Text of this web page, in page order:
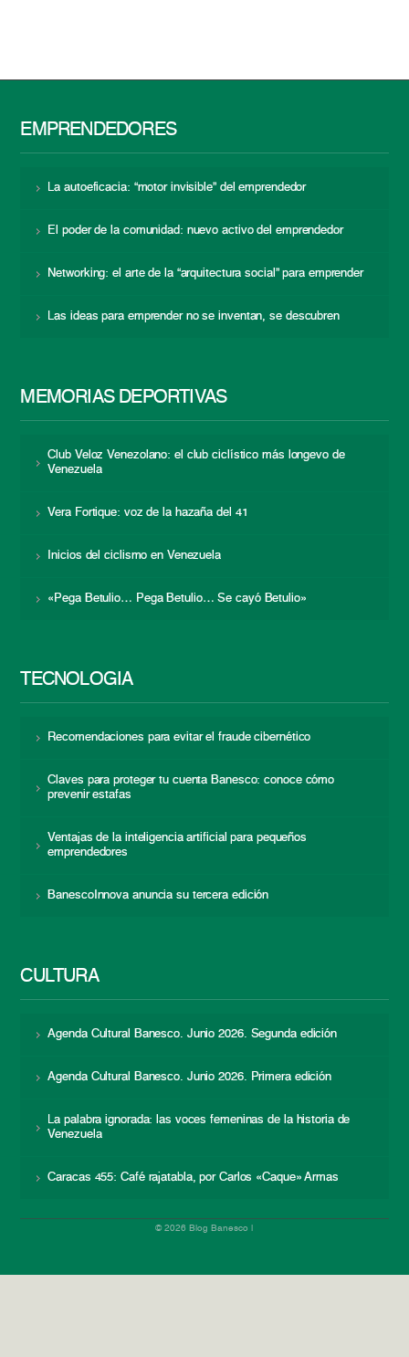
EMPRENDEDORES
La autoeficacia: “motor invisible” del emprendedor
El poder de la comunidad: nuevo activo del emprendedor
Networking: el arte de la “arquitectura social” para emprender
Las ideas para emprender no se inventan, se descubren
MEMORIAS DEPORTIVAS
Club Veloz Venezolano: el club ciclístico más longevo de
Venezuela
Vera Fortique: voz de la hazaña del 41
Inicios del ciclismo en Venezuela
«Pega Betulio… Pega Betulio… Se cayó Betulio»
TECNOLOGÍA
Recomendaciones para evitar el fraude cibernético
Claves para proteger tu cuenta Banesco: conoce cómo
prevenir estafas
Ventajas de la inteligencia artificial para pequeños
emprendedores
BanescoInnova anuncia su tercera edición
CULTURA
Agenda Cultural Banesco. Junio 2026. Segunda edición
Agenda Cultural Banesco. Junio 2026. Primera edición
La palabra ignorada: las voces femeninas de la historia de
Venezuela
Caracas 455: Café rajatabla, por Carlos «Caque» Armas
© 2026 Blog Banesco |